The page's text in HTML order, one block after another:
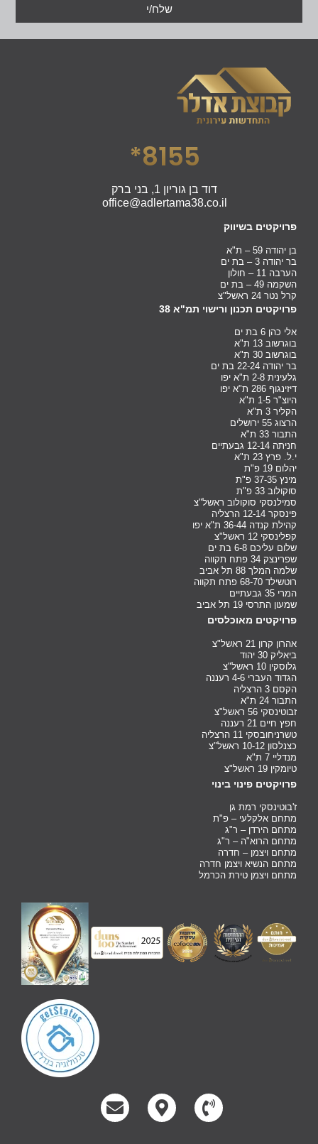
שלח/י
8155*
דוד בן גוריון 1, בני ברק
office@adlertama38.co.il
פרויקטים בשיווק
בן יהודה 59 – ת"א
בר יהודה 3 – בת ים
הערבה 11 – חולון
השקמה 49 – בת ים
קרל נטר 24 ראשל"צ
פרויקטים תכנון ורישוי תמ"א 38
אלי כהן 6 בת ים
בוגרשוב 13 ת"א
בוגרשוב 30 ת"א
בר יהודה 22-24 בת ים
גלעינית 2-8 ת"א יפו
דיזינגוף 286 ת"א יפו
היוצ"ר 1-5 ת"א
הקליר 3 ת"א
הרצוג 55 ירושלים
התבור 33 ת"א
חניתה 12-14 גבעתיים
י.ל. פרץ 23 ת"א
יהלום 19 פ"ת
מינץ 37-35 פ"ת
סוקולוב 33 פ"ת
סמילנסקי סוקולוב ראשל"צ
פינסקר 12-14 הרצליה
קהילת קנדה 36-44 ת"א יפו
קפלינסקי 12 ראשל"צ
שלום עליכם 6-8 בת ים
שפרינצק 34 פתח תקווה
שלמה המלך 88 תל אביב
רוטשילד 68-70 פתח תקווה
המרי 35 גבעתיים
שמעון התרסי 19 תל אביב
פרויקטים מאוכלסים
אהרון קרון 21 ראשל"צ
ביאליק 30 יהוד
גלוסקין 10 ראשל"צ
הגדוד העברי 4-6 רעננה
הקסם 3 הרצליה
התבור 24 ת"א
זבוטינסקי 56 ראשל"צ
חפץ חיים 21 רעננה
טשרניחובסקי 11 הרצליה
כצנלסון 10-12 ראשל"צ
מנדליי 7 ת"א
טיומקין 19 ראשל"צ
פרויקטים פינוי בינוי
ז'בוטינסקי רמת גן
מתחם אלקלעי – פ"ת
מתחם הירדן – ר"ג
מתחם הרוא"ה – ר"ג
מתחם ויצמן – חדרה
מתחם הנשיא ויצמן חדרה
מתחם ויצמן טירת הכרמל